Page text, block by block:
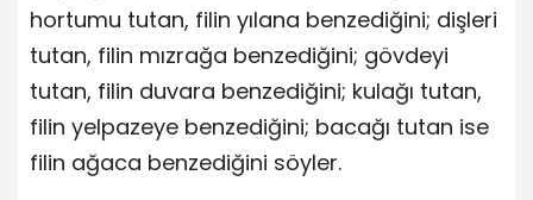
hortumu tutan, filin yılana benzediğini; dişleri
tutan, filin mızrağa benzediğini; gövdeyi
tutan, filin duvara benzediğini; kulağı tutan,
filin yelpazeye benzediğini; bacağı tutan ise
filin ağaca benzediğini söyler.